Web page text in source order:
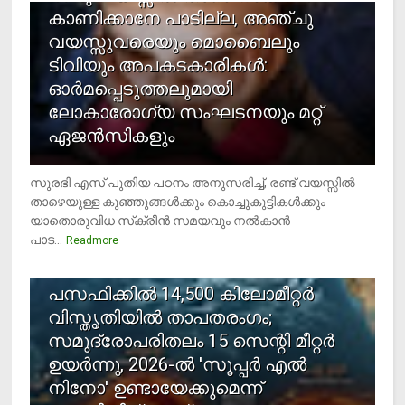
കാണിക്കാനേ പാടില്ല, അഞ്ചു
വയസ്സുവരെയും മൊബൈലും
ടിവിയും അപകടകാരികള്‍:
ഓര്‍മപ്പെടുത്തലുമായി
ലോകാരോഗ്യ സംഘടനയും മറ്റ്
ഏജന്‍സികളും
സുരഭി എസ് പുതിയ പഠനം അനുസരിച്ച്, രണ്ട് വയസ്സില്‍
താഴെയുള്ള കുഞ്ഞുങ്ങള്‍ക്കും കൊച്ചുകുട്ടികള്‍ക്കും
യാതൊരുവിധ സ്‌ക്രീന്‍ സമയവും നല്‍കാന്‍
പാട... Readmore
പസഫിക്കില്‍ 14,500 കിലോമീറ്റര്‍
വിസ്തൃതിയില്‍ താപതരംഗം;
സമുദ്രോപരിതലം 15 സെന്റി മീറ്റര്‍
ഉയര്‍ന്നു, 2026-ല്‍ 'സൂപ്പര്‍ എല്‍
നിനോ' ഉണ്ടായേക്കുമെന്ന്